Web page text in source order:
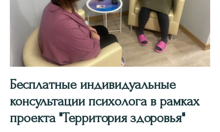
Бесплатные индивидуальные
консультации психолога в рамках
проекта "Территория здоровья"